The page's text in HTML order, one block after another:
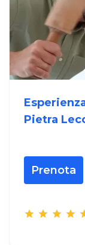
Pietra
Prenota